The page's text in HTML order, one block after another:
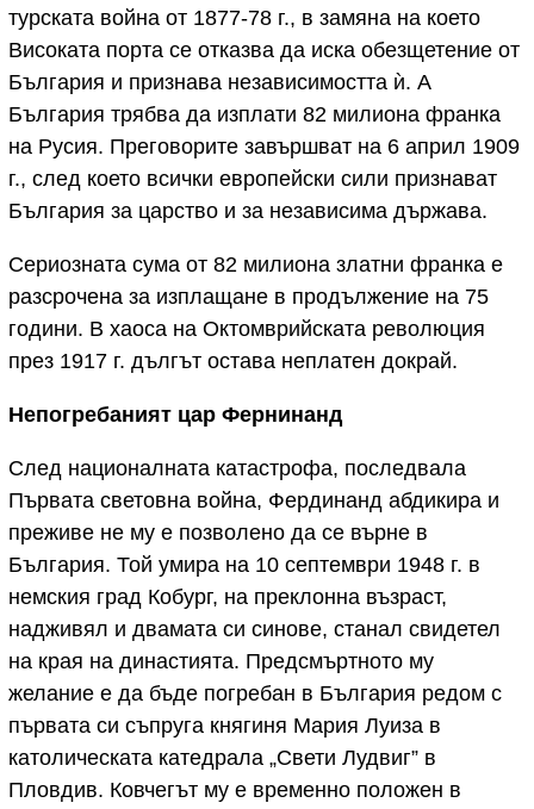
турската война от 1877-78 г., в замяна на което
Високата порта се отказва да иска обезщетение от
България и признава независимостта ѝ. А
България трябва да изплати 82 милиона франка
на Русия. Преговорите завършват на 6 април 1909
г., след което всички европейски сили признават
България за царство и за независима държава.
Сериозната сума от 82 милиона златни франка е
разсрочена за изплащане в продължение на 75
години. В хаоса на Октомврийската революция
през 1917 г. дългът остава неплатен докрай.
Непогребаният цар Фернинанд
След националната катастрофа, последвала
Първата световна война, Фердинанд абдикира и
преживе не му е позволено да се върне в
България. Той умира на 10 септември 1948 г. в
немския град Кобург, на преклонна възраст,
надживял и двамата си синове, станал свидетел
на края на династията. Предсмъртното му
желание е да бъде погребан в България редом с
първата си съпруга княгиня Мария Луиза в
католическата катедрала „Свети Лудвиг” в
Пловдив. Ковчегът му е временно положен в